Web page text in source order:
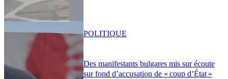
Des manifestants bulgares mis sur écoute
sur fond d’accusation de « coup d’État »
POLITIQUE